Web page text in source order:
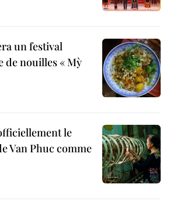
un festival
de nouilles « Mỳ
le
Van Phuc comme